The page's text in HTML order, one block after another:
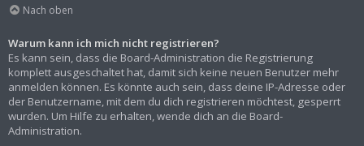
Nach oben
Warum kann ich mich nicht registrieren?
Es kann sein, dass die Board-Administration die Registrierung
komplett ausgeschaltet hat, damit sich keine neuen Benutzer mehr
anmelden können. Es könnte auch sein, dass deine IP-Adresse oder
der Benutzername, mit dem du dich registrieren möchtest, gesperrt
wurden. Um Hilfe zu erhalten, wende dich an die Board-
Administration.